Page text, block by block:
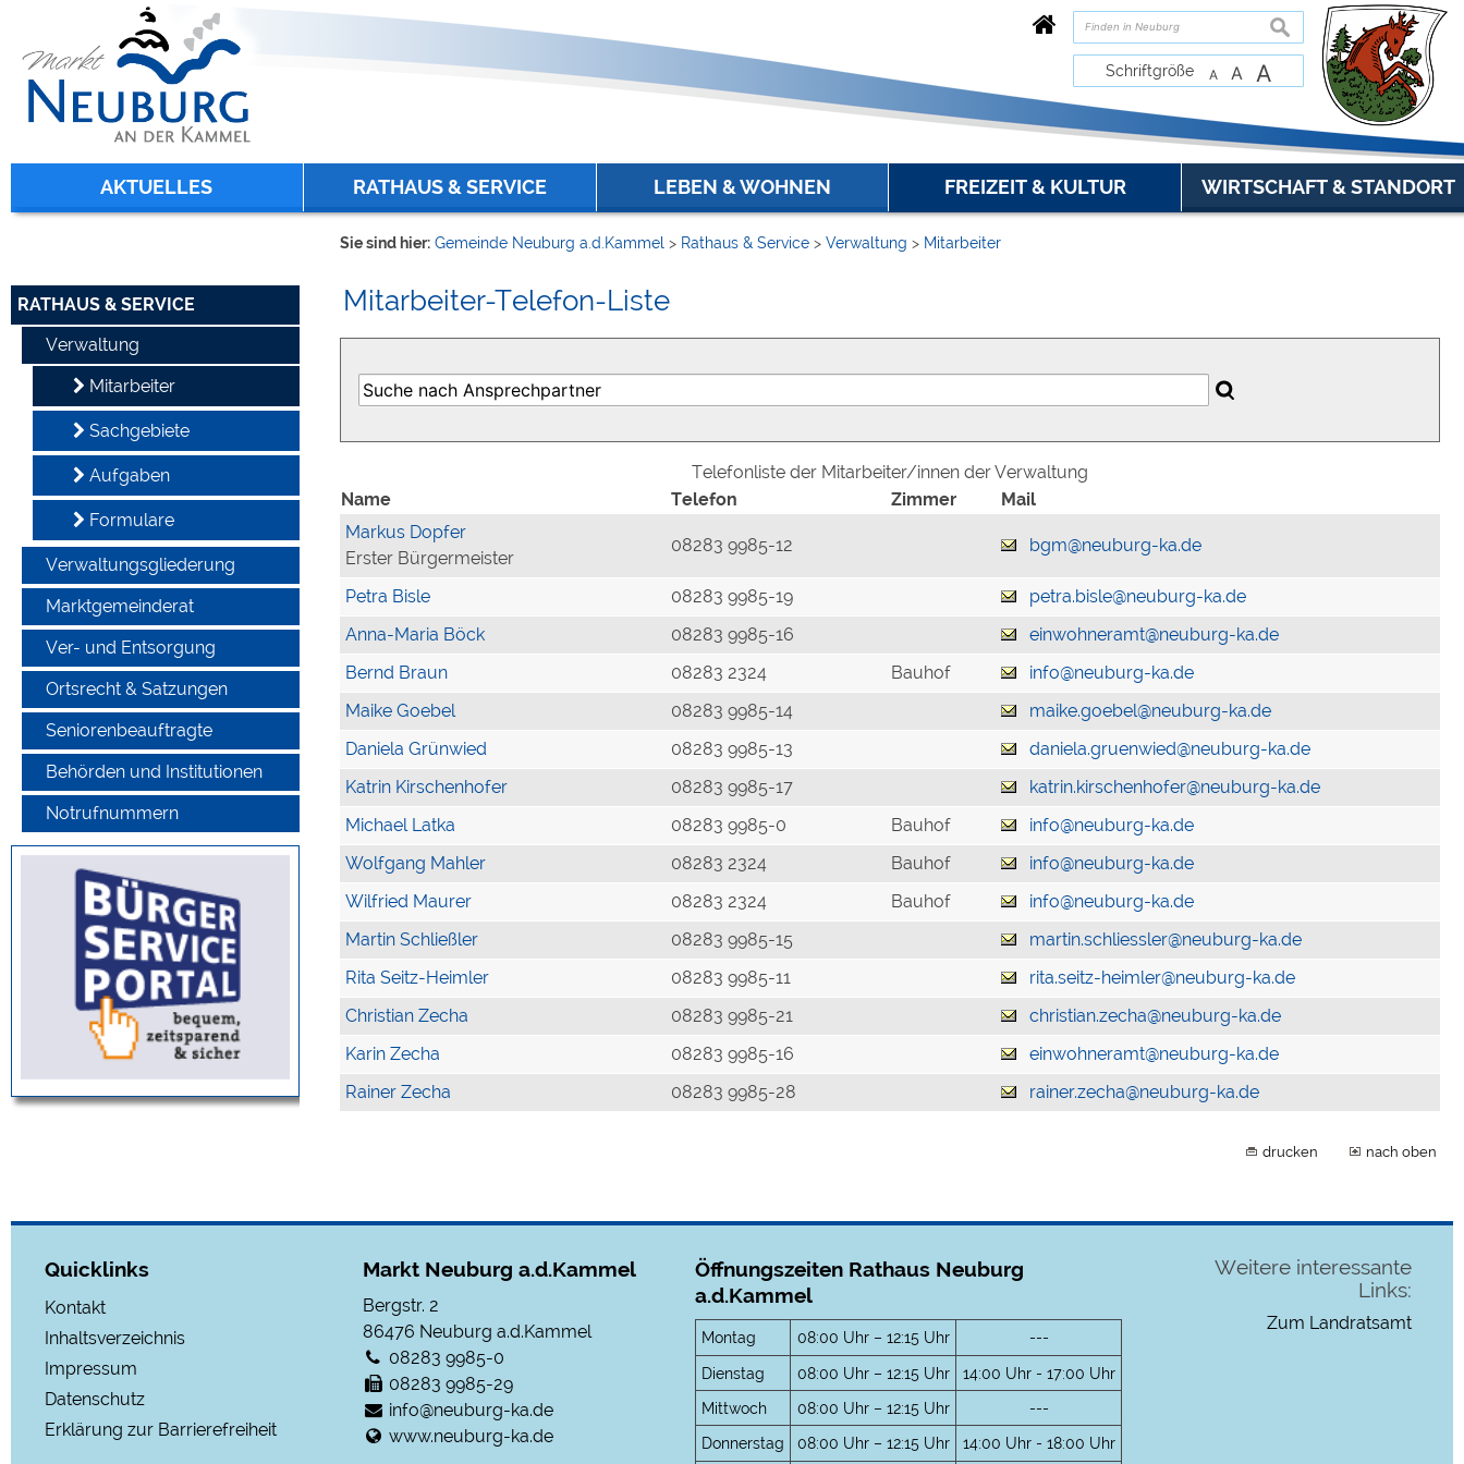
zur Navigation oder zur Startseitespringen.
suchen
Schriftgröße A A A
AKTUELLES RATHAUS & SERVICE LEBEN & WOHNEN FREIZEIT & KULTUR WIRTSCHAFT & STANDORT
RATHAUS & SERVICE
Verwaltung
Mitarbeiter
Sachgebiete
Aufgaben
Formulare
Verwaltungsgliederung
Marktgemeinderat
Ver- und Entsorgung
Ortsrecht & Satzungen
Seniorenbeauftragte
Behörden und Institutionen
Notrufnummern
Sie sind hier: Gemeinde Neuburg a.d.Kammel > Rathaus & Service > Verwaltung > Mitarbeiter
Mitarbeiter-Telefon-Liste
Telefonliste der Mitarbeiter/innen der Verwaltung
Name
Telefon Zimmer
Mail
Markus Dopfer
Erster Bürgermeister
08283 9985-12 bgm@neuburg-ka.de
Petra Bisle 08283 9985-19
petra.bisle@neuburg-ka.de
Anna-Maria Böck
08283 9985-16
einwohneramt@neuburg-ka.de
Bernd Braun
08283 2324 Bauhof
info@neuburg-ka.de
Maike Goebel
08283 9985-14
maike.goebel@neuburg-ka.de
Daniela Grünwied
08283 9985-13
daniela.gruenwied@neuburg-ka.de
Katrin Kirschenhofer
08283 9985-17
katrin.kirschenhofer@neuburg-ka.de
Michael Latka
08283 9985-0 Bauhof
info@neuburg-ka.de
Wolfgang Mahler
08283 2324 Bauhof
info@neuburg-ka.de
Wilfried Maurer
08283 2324 Bauhof
info@neuburg-ka.de
Martin Schließler
08283 9985-15
martin.schliessler@neuburg-ka.de
Rita Seitz-Heimler
08283 9985-11
rita.seitz-heimler@neuburg-ka.de
Christian Zecha
08283 9985-21
christian.zecha@neuburg-ka.de
Karin Zecha
08283 9985-16
einwohneramt@neuburg-ka.de
Rainer Zecha
08283 9985-28 rainer.zecha@neuburg-ka.de
drucken nach oben
Quicklinks
Kontakt
Inhaltsverzeichnis
Impressum
Datenschutz
Erklärung zur Barrierefreiheit
Markt Neuburg a.d.Kammel
Bergstr. 2
86476 Neuburg a.d.Kammel
08283 9985-0
08283 9985-29
info@neuburg-ka.de
www.neuburg-ka.de
Öffnungszeiten Rathaus Neuburg
a.d.Kammel
Montag 08:00 Uhr – 12:15 Uhr
---
Dienstag
08:00 Uhr – 12:15 Uhr
14:00 Uhr - 17:00 Uhr
Mittwoch
08:00 Uhr – 12:15 Uhr
---
Donnerstag
08:00 Uhr – 12:15 Uhr 14:00 Uhr - 18:00 Uhr
Weitere interessante
Links:
Zum Landratsamt